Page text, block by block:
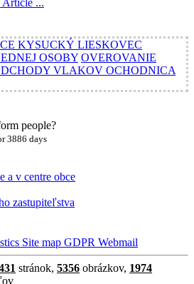
KYSUCKÝ LIESKOVEC
OSOBY OVEROVANIE
VLAKOV OCHODNICA
people?
3886 days
a v centre obce
zastupiteľstva
Site map GDPR Webmail
stránok, 5356 obrázkov, 1974